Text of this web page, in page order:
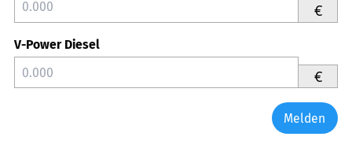
€
V-Power Diesel
€
Melden